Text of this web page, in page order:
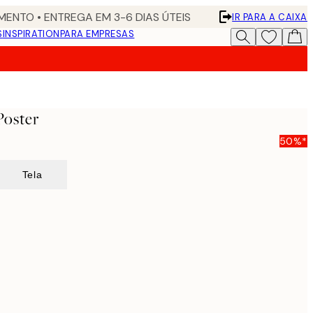
• ENTREGA EM 3-6 DIAS ÚTEIS
IR PARA A CAIXA
INSPIRATIONPARA EMPRESAS
50%*
Tela